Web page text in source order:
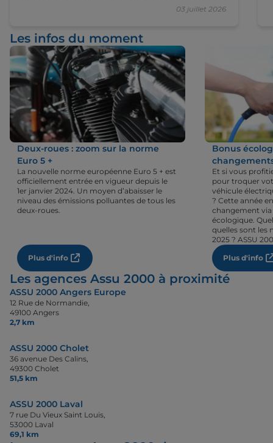
03 juillet 2026
nouveau véhicule. Merci et je recommande cette
Les infos du moment
Deux-roues : zoom sur la norme
Euro 5 +
La nouvelle norme européenne Euro 5 + est
officiellement entrée en vigueur depuis le
1er janvier 2024. Un moyen d’abaisser le
niveau des émissions polluantes de tous les
deux-roues.
Plus d'info
Bonus
Et si vous
pour troquer
véhicule
? Cette année
changement
écologique.
quelles sont les
2025 ? ASSU
Plus d'info
Les agences Assu 2000 à proximité
ASSU 2000 Angers Europe
12 Rue de Normandie,
49100 Angers
2,7 km
ASSU 2000 Cholet
36 avenue Des Calins,
49300 Cholet
51,5 km
ASSU 2000 Laval
7 rue Du Vieux Saint Louis,
53000 Laval
69,1 km